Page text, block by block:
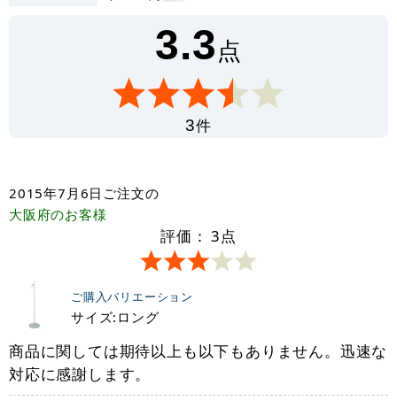
3.3点
3件
2015年7月6日 ご注文の
大阪府のお客様
評価： 3点
ご購入バリエーション
サイズ:ロング
商品に関しては期待以上も以下もありません。迅速な
対応に感謝します。